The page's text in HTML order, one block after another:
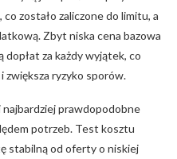
zostało zaliczone do limitu, a
Zbyt niska cena bazowa
dopłat za każdy wyjątek, co
zwiększa ryzyko sporów.
najbardziej prawdopodobne
potrzeb. Test kosztu
stabilną od oferty o niskiej